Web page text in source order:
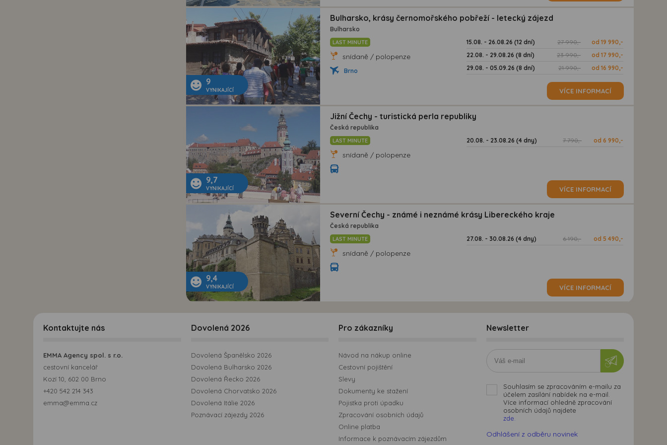
9
VYNIKAJÍCÍ
Bulharsko, krásy černomořského pobřeží - letecký zájezd
Bulharsko
LAST MINUTE
snídaně / polopenze
Brno
15.08. - 26.08.26 (12 dní) 27 990,-
od 19 990,-
22.08. - 29.08.26 (8 dní)
23 990,-
od 17 990,-
29.08. - 05.09.26 (8 dní)
21 990,- od 16 990,-
VÍCE INFORMACÍ
9,7
VYNIKAJÍCÍ
Jižní Čechy - turistická perla republiky
Česká republika
LAST MINUTE
snídaně / polopenze
20.08. - 23.08.26 (4 dny) 7 790,- od 6 990,-
VÍCE INFORMACÍ
9,4
VYNIKAJÍCÍ
Severní Čechy - známé i neznámé krásy Libereckého kraje
Česká republika
LAST MINUTE
snídaně / polopenze
27.08. - 30.08.26 (4 dny) 6 190,- od 5 490,-
VÍCE INFORMACÍ
Kontaktujte nás
EMMA Agency spol. s r.o.
cestovní kancelář
Kozí 10, 602 00 Brno
+420 542 214 343
emma@emma.cz
Dovolená 2026
Dovolená Španělsko 2026
Dovolená Bulharsko 2026
Dovolená Řecko 2026
Dovolená Chorvatsko 2026
Dovolená Itálie 2026
Poznávací zájezdy 2026
Pro zákazníky
Návod na nákup online
Cestovní pojištění
Slevy
Dokumenty ke stažení
Pojistka proti úpadku
Zpracování osobních údajů
Online platba
Informace k poznávacím zájezdům
Newsletter
Souhlasím se zpracováním e-mailu za
účelem zasílání nabídek na e-mail.
Více informací ohledně zpracování
osobních údajů najdete
zde.
Odhlášení z odběru novinek